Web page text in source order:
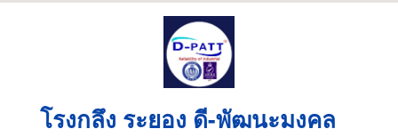
โรงกลึง ระยอง ดี-พัฒนะมงคล